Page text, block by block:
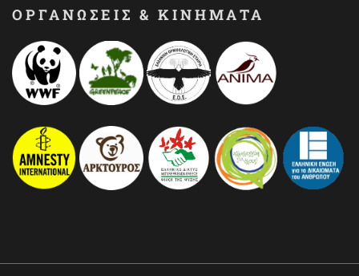
ΟΡΓΑΝΩΣΕΙΣ & ΚΙΝΗΜΑΤΑ